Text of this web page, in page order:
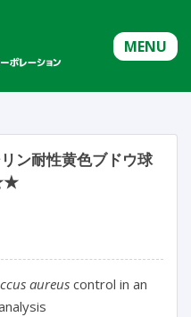
MENU
ン耐性黄色ブドウ球
aureus control in an